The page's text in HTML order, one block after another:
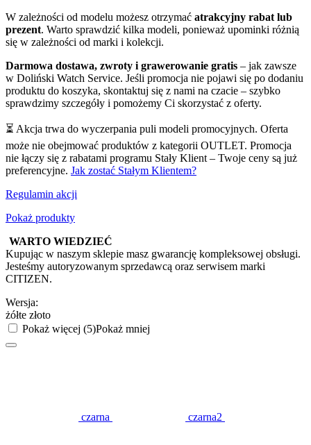
W zależności od modelu możesz otrzymać atrakcyjny rabat lub
prezent. Warto sprawdzić kilka modeli, ponieważ upominki różnią
się w zależności od marki i kolekcji.
Darmowa dostawa, zwroty i grawerowanie gratis – jak zawsze
w Doliński Watch Service. Jeśli promocja nie pojawi się po dodaniu
produktu do koszyka, skontaktuj się z nami na czacie – szybko
sprawdzimy szczegóły i pomożemy Ci skorzystać z oferty.
⏳ Akcja trwa do wyczerpania puli modeli promocyjnych. Oferta
może nie obejmować produktów z kategorii OUTLET. Promocja
nie łączy się z rabatami programu Stały Klient – Twoje ceny są już
preferencyjne. Jak zostać Stałym Klientem?
Regulamin akcji
Pokaż produkty
WARTO WIEDZIEĆ
Kupując w naszym sklepie masz gwarancję kompleksowej obsługi.
Jesteśmy autoryzowanym sprzedawcą oraz serwisem marki
CITIZEN.
Wersja:
żółte złoto
Pokaż więcej (5)Pokaż mniej
czarna czarna2